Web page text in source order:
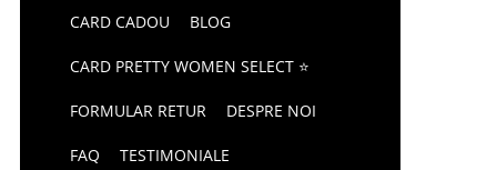
CARD CADOU BLOG
CARD PRETTY WOMEN SELECT ⭐
FORMULAR RETUR DESPRE NOI
FAQ TESTIMONIALE